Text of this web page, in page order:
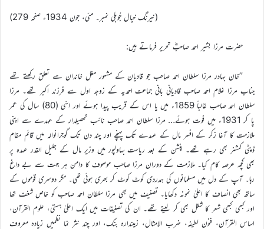
(نیرنگ خیال جُوبلی نمبر۔ مئی، جون 1934ء صفحہ 279)
حضرت مرزا بشیر احمد صاحبؓ تحریر فرماتے ہیں:
’’خان بہادر مرزا سلطان احمد صاحب جو قادیان کے مشہور مغل خاندان سے تعلق رکھتے تھے
جناب مرزا غلام احمد صاحب قادیانی بانی جماعت احمدیہ کے زوجہ اول سے فرزند اکبر تھے۔ مرزا
سلطان احمد صاحب غالباً 1859ء میں یا اس کے قریب پیدا ہوئے اور اسّی (80) سال کی عمر
پا کر 1931ء میں فوت ہوئے… مرزا سلطان احمد صاحب نائب تحصیلدار کے عہدے سے اپنی
ملازمت کا آغا زکر کے افسر مال کے عہدے تک پہنچے اور چند دن تک گوجرانوالہ میں قائم مقام
ڈپٹی کمشنر بھی رہے تھے۔ پنشن کے بعد ریاست بہاولپور میں وزیر مال کے جلیل القدر عہدہ پر
بھی کچھ عرصہ کام کیا۔ ملازمت کے دوران مرزا صاحب موصوف کا دامن ہر جہت سے بے داغ
رہا۔ آپ کے دل میں مسلمانوں کی ہمدردی کوٹ کوٹ کر بھری ہوئی تھی۔ مگر دوسری قوموں کے
ساتھ بھی انصاف کا اعلیٰ نمونہ دکھایا۔ تصنیف میں بھی مرزا سلطان احمد صاحب کو خاص شغف تھا
اور کبھی کبھی شعر کا شغل بھی کر لیتے تھے۔ ان کی تصنیفات میں ایک اعلیٰ ہستی، علوم القرآن،
اساس القرآن، فنون لطیفہ، ضرب الامثال، زمیندارہ بنک، اور چند نثر نما نظمیں زیادہ معروف